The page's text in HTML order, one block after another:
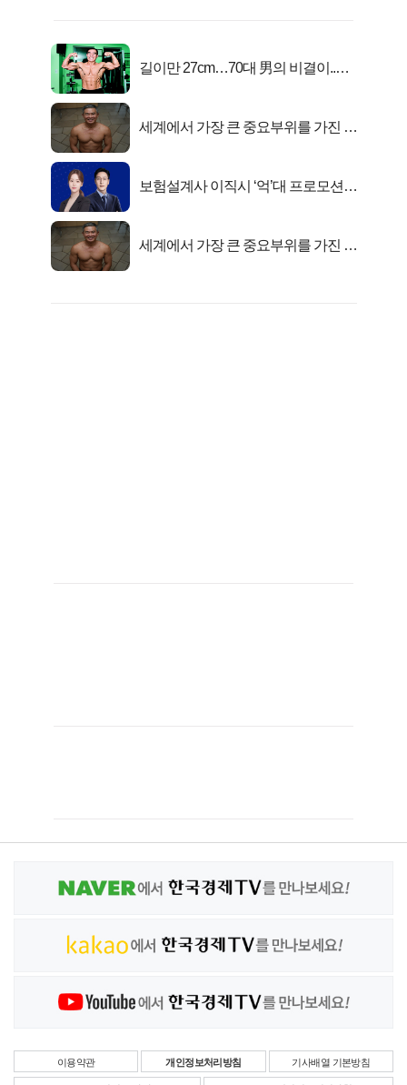
길이만 27cm…70대 男의 비결이..충
세계에서 가장 큰 중요부위를 가진 남
보험설계사 이직시 ‘억’대 프로모션!
세계에서 가장 큰 중요부위를 가진 남
이용약관 개인정보처리방침 기사배열 기본방침